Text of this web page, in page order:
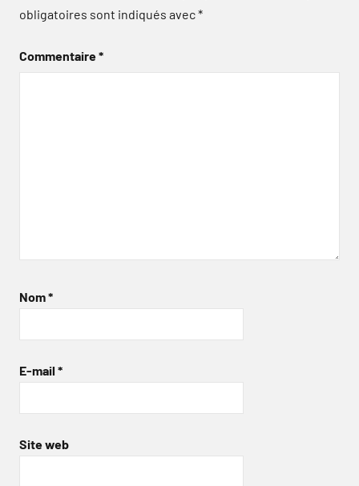
obligatoires sont indiqués avec*
Commentaire*
Nom*
E-mail *
Site web